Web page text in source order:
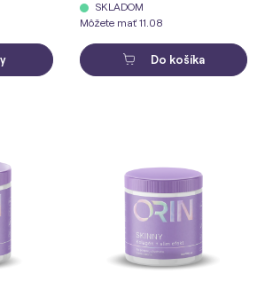
SKLADOM
Môžete mať 11.08
Do košíka